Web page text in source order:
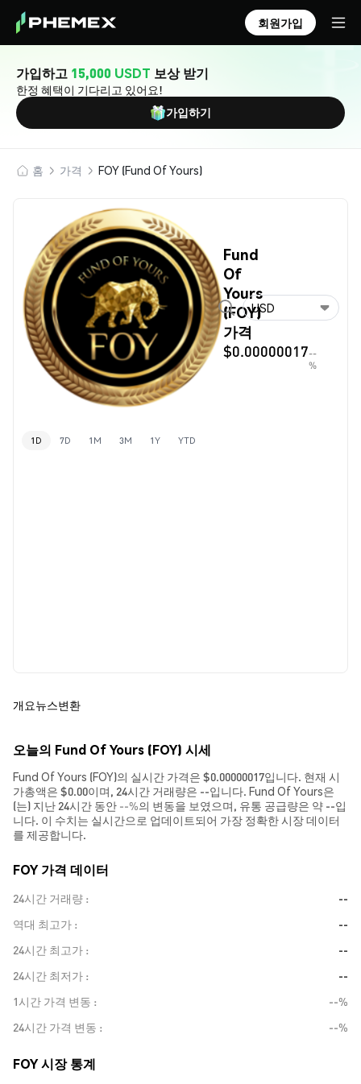
회원가입
가입하고 15,000 USDT 보상 받기
한정 혜택이 기다리고 있어요!
가입하기
홈 가격 FOY (Fund Of Yours)
Fund
Of
Yours
(FOY)
가격
$0.00000017--
%
USD
1D 7D 1M 3M 1Y YTD
개요뉴스변환
오늘의 Fund Of Yours (FOY) 시세
Fund Of Yours (FOY)의 실시간 가격은 $0.00000017입니다. 현재 시
가총액은 $0.00이며, 24시간 거래량은 --입니다. Fund Of Yours은
(는) 지난 24시간 동안 --%의 변동을 보였으며, 유통 공급량은 약 --입
니다. 이 수치는 실시간으로 업데이트되어 가장 정확한 시장 데이터
를 제공합니다.
FOY 가격 데이터
24시간 거래량
--
역대 최고가
--
24시간 최고가
--
24시간 최저가
--
1시간 가격 변동
--%
24시간 가격 변동
--%
FOY 시장 통계